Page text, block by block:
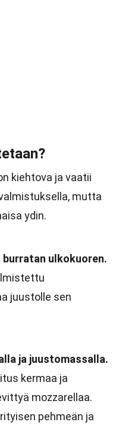
kiehtova ja vaatii
mutta
ydin.
ulkokuoren.
juustolle sen
ja juustomassalla.
kermaa ja
mozzarellaa.
pehmeän ja